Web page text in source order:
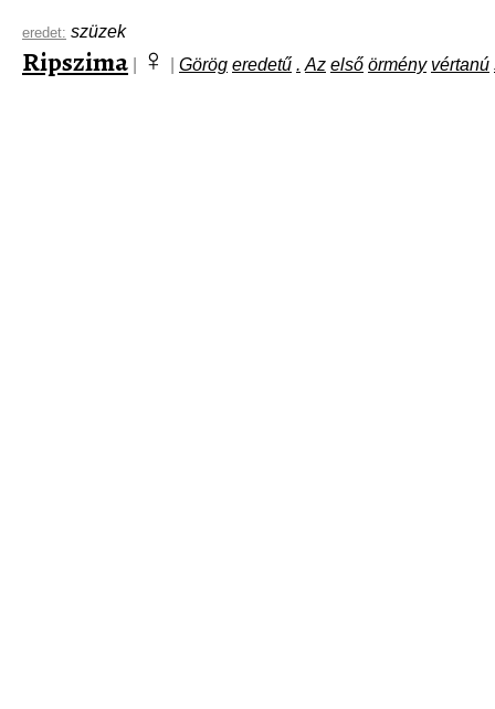
eredet: szüzek
Ripszima ♀ Görög eredetű . Az első örmény vértanú